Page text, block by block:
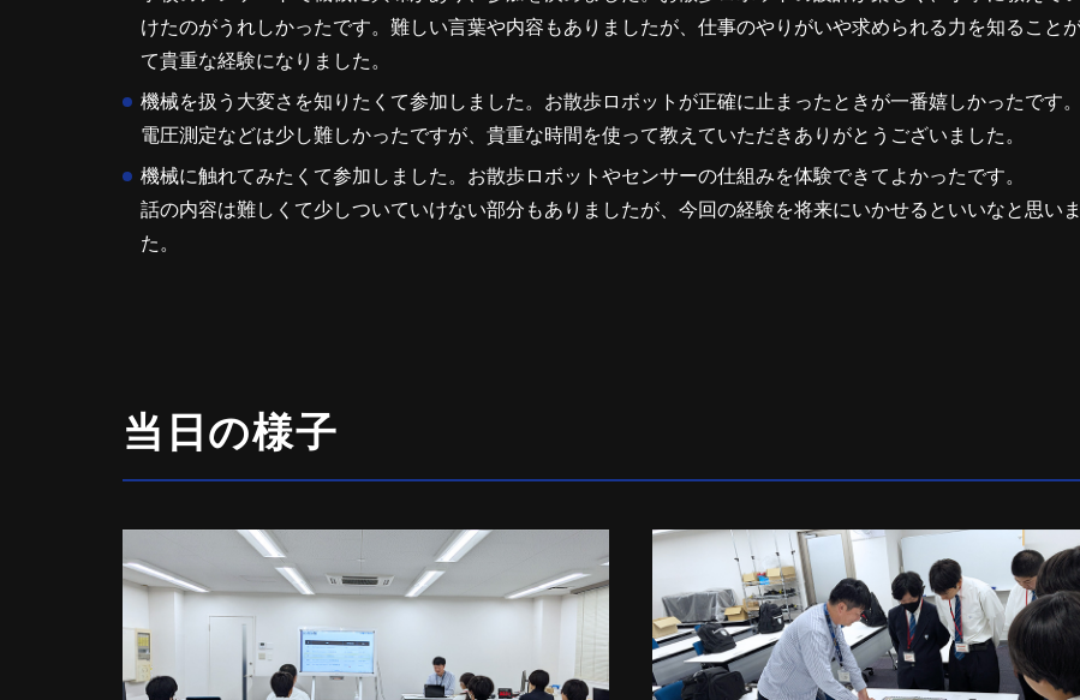
けたのがうれしかったです。難しい言葉や内容もありましたが、仕事のやりがいや求められる力を知ること
て貴重な経験になりました。
機械を扱う大変さを知りたくて参加しました。お散歩ロボットが正確に止まったときが一番嬉しかったです。
電圧測定などは少し難しかったですが、貴重な時間を使って教えていただきありがとうございました。
機械に触れてみたくて参加しました。お散歩ロボットやセンサーの仕組みを体験できてよかったです。
話の内容は難しくて少しついていけない部分もありましたが、今回の経験を将来にいかせるといいなと思い
た。
当日の様子